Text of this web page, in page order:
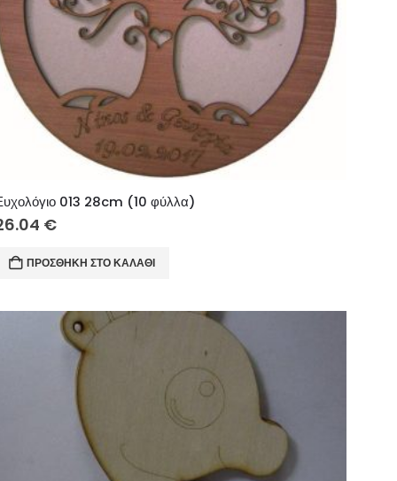
013 28cm (10 φύλλα)
€
ΠΡΟΣΘΉΚΗ ΣΤΟ ΚΑΛΆΘΙ